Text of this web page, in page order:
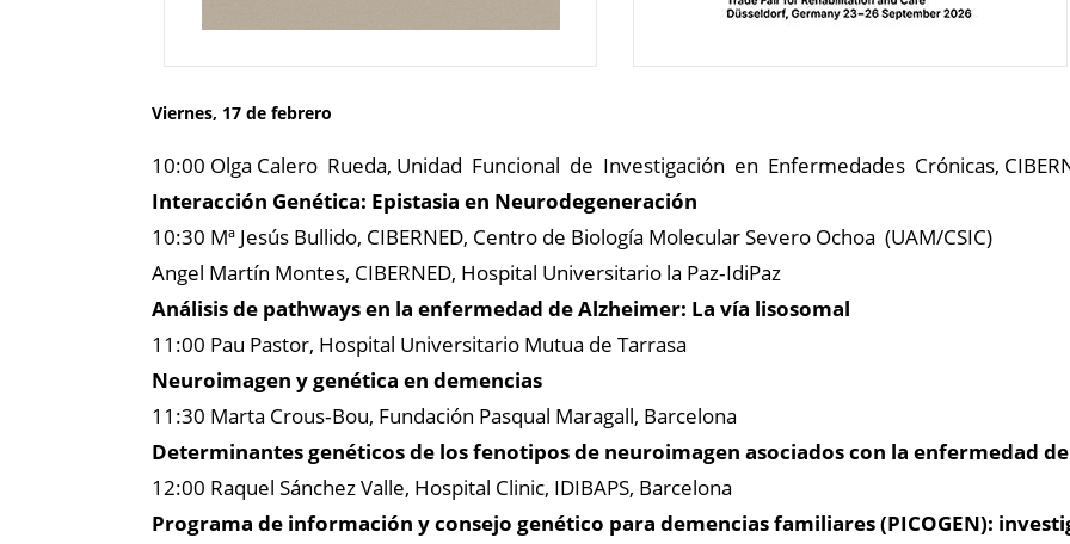
Viernes, 17 de febrero
10:00 Olga Calero Rueda, Unidad Funcional de Investigación en Enfermedades Crónicas,
Interacción Genética: Epistasia en Neurodegeneración
10:30 Mª Jesús Bullido, CIBERNED, Centro de Biología Molecular Severo Ochoa (UAM/CSIC)
Angel Martín Montes, CIBERNED, Hospital Universitario la Paz‐IdiPaz
Análisis de pathways en la enfermedad de Alzheimer: La vía lisosomal
11:00 Pau Pastor, Hospital Universitario Mutua de Tarrasa
Neuroimagen y genética en demencias
11:30 Marta Crous‐Bou, Fundación Pasqual Maragall, Barcelona
Determinantes genéticos de los fenotipos de neuroimagen asociados con la enfermedad
12:00 Raquel Sánchez Valle, Hospital Clinic, IDIBAPS, Barcelona
Programa de información y consejo genético para demencias familiares (PICOGEN):